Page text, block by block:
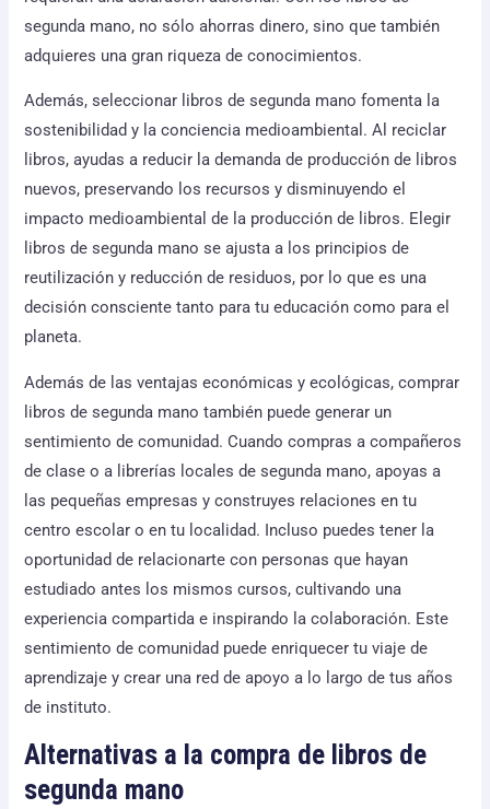
segunda mano, no sólo ahorras dinero, sino que también
adquieres una gran riqueza de conocimientos.
Además, seleccionar libros de segunda mano fomenta la
sostenibilidad y la conciencia medioambiental. Al reciclar
libros, ayudas a reducir la demanda de producción de libros
nuevos, preservando los recursos y disminuyendo el
impacto medioambiental de la producción de libros. Elegir
libros de segunda mano se ajusta a los principios de
reutilización y reducción de residuos, por lo que es una
decisión consciente tanto para tu educación como para el
planeta.
Además de las ventajas económicas y ecológicas, comprar
libros de segunda mano también puede generar un
sentimiento de comunidad. Cuando compras a compañeros
de clase o a librerías locales de segunda mano, apoyas a
las pequeñas empresas y construyes relaciones en tu
centro escolar o en tu localidad. Incluso puedes tener la
oportunidad de relacionarte con personas que hayan
estudiado antes los mismos cursos, cultivando una
experiencia compartida e inspirando la colaboración. Este
sentimiento de comunidad puede enriquecer tu viaje de
aprendizaje y crear una red de apoyo a lo largo de tus años
de instituto.
Alternativas a la compra de libros de
segunda mano